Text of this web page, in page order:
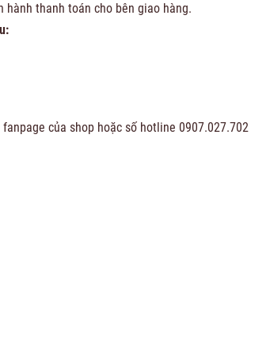
thanh toán cho bên giao hàng.
của shop hoặc số hotline 0907.027.702